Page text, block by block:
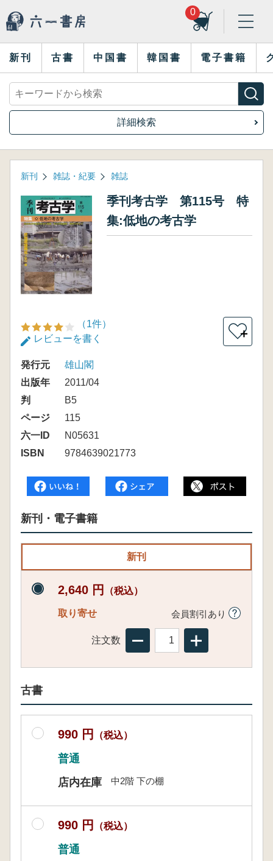
0
新刊 古書 中国書 韓国書 電子書籍
詳細検索
新刊 雑誌・紀要 雑誌
季刊考古学 第115号 特
集:低地の考古学
（1件）
レビューを書く
＋
発行元
雄山閣
出版年
2011/04
判
B5
ページ
115
六一ID
N05631
ISBN
9784639021773
新刊・電子書籍
新刊
2,640 円 （税込）
取り寄せ 会員割引あり
注文数
古書
990 円 （税込）
普通
店内在庫
中2階 下の棚
990 円 （税込）
普通